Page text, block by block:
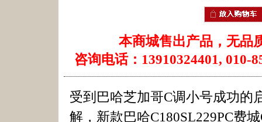
本商城售出产品，无品
咨询电话：13910324401, 010-
受到巴哈芝加哥C调小号成功的
解，新款巴哈C180SL229PC费